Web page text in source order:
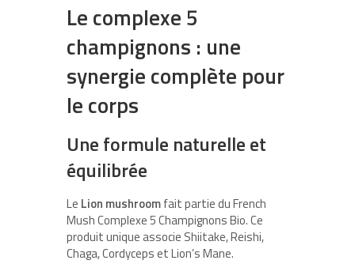
Le complexe 5
champignons : une
synergie complète pour
le corps
Une formule naturelle et
équilibrée
Le Lion mushroomfait partie du French
Mush Complexe 5 Champignons Bio. Ce
produit unique associe Shiitake, Reishi,
Chaga, Cordyceps et Lion’s Mane.